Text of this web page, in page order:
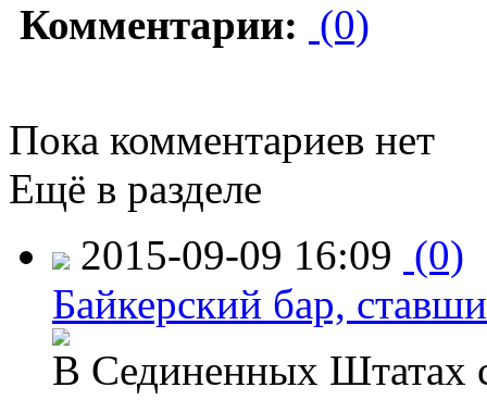
Комментарии: (0)
Пока комментариев нет
Ещё в разделе
2015-09-09 16:09 (0)
Байкерский бар,
В Сединенных Штатах